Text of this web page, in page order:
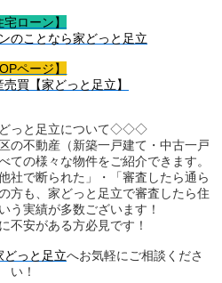
宅ローン】
のことなら家どっと足立
ページ】
買【家どっと足立】
っと足立について◇◇◇
の不動産（新築一戸建て・中古一戸
ての様々な物件をご紹介できます。
社で断られた」・「審査したら通ら
方も、家どっと足立で審査したら住
う実績が多数ございます！
不安がある方必見です！
どっと足立へお気軽にご相談くださ
い！